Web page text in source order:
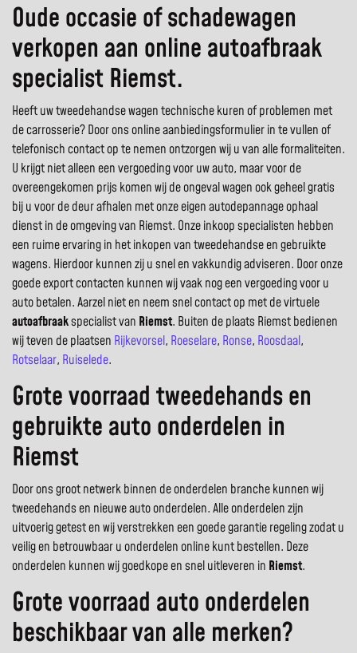
Oude occasie of schadewagen
verkopen aan online autoafbraak
specialist Riemst.
Heeft uw tweedehandse wagen technische kuren of problemen met
de carrosserie? Door ons online aanbiedingsformulier in te vullen of
telefonisch contact op te nemen ontzorgen wij u van alle formaliteiten.
U krijgt niet alleen een vergoeding voor uw auto, maar voor de
overeengekomen prijs komen wij de ongeval wagen ook geheel gratis
bij u voor de deur afhalen met onze eigen autodepannage ophaal
dienst in de omgeving van Riemst. Onze inkoop specialisten hebben
een ruime ervaring in het inkopen van tweedehandse en gebruikte
wagens. Hierdoor kunnen zij u snel en vakkundig adviseren. Door onze
goede export contacten kunnen wij vaak nog een vergoeding voor u
auto betalen. Aarzel niet en neem snel contact op met de virtuele
autoafbraakspecialist van Riemst. Buiten de plaats Riemst bedienen
wij teven de plaatsen Rijkevorsel, Roeselare, Ronse, Roosdaal,
Rotselaar, Ruiselede.
Grote voorraad tweedehands en
gebruikte auto onderdelen in
Riemst
Door ons groot netwerk binnen de onderdelen branche kunnen wij
tweedehands en nieuwe auto onderdelen. Alle onderdelen zijn
uitvoerig getest en wij verstrekken een goede garantie regeling zodat u
veilig en betrouwbaar u onderdelen online kunt bestellen. Deze
onderdelen kunnen wij goedkope en snel uitleveren in Riemst.
Grote voorraad auto onderdelen
beschikbaar van alle merken?